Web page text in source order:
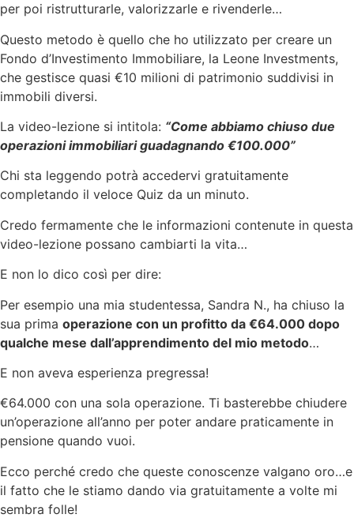
per poi ristrutturarle, valorizzarle e rivenderle…
Questo metodo è quello che ho utilizzato per creare un
Fondo d’Investimento Immobiliare, la Leone Investments,
che gestisce quasi €10 milioni di patrimonio suddivisi in
immobili diversi.
La video-lezione si intitola: “Come abbiamo chiuso due
operazioni immobiliari guadagnando €100.000”
Chi sta leggendo potrà accedervi gratuitamente
completando il veloce Quiz da un minuto.
Credo fermamente che le informazioni contenute in questa
video-lezione possano cambiarti la vita…
E non lo dico così per dire:
Per esempio una mia studentessa, Sandra N., ha chiuso la
sua prima operazione con un profitto da €64.000 dopo
qualche mese dall’apprendimento del mio metodo…
E non aveva esperienza pregressa!
€64.000 con una sola operazione. Ti basterebbe chiudere
un’operazione all’anno per poter andare praticamente in
pensione quando vuoi.
Ecco perché credo che queste conoscenze valgano oro…e
il fatto che le stiamo dando via gratuitamente a volte mi
sembra folle!